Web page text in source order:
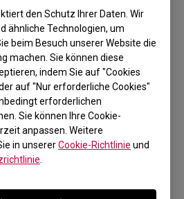
den Schutz Ihrer Daten. Wir
ähnliche Technologien, um
beim Besuch unserer Website die
machen. Sie können diese
indem Sie auf "Cookies
auf "Nur erforderliche Cookies"
erforderlichen
Sie können Ihre Cookie-
anpassen. Weitere
in unsererCookie-Richtlinie und
sein, dass Ihr Monitor bei
läuft und Sie
schlechteres
als wenn Sie nur auf
spielen.
Modelle